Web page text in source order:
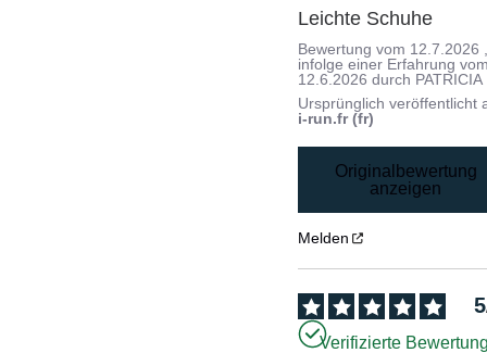
Leichte Schuhe
Bewertung vom 12.7.2026
infolge einer Erfahrung
12.6.2026 durch PATRICIA
Ursprünglich veröffentlicht
i-run.fr (fr)
Originalbewertung
anzeigen
Melden
5
Verifizierte